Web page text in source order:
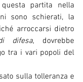
partita nella
sono schierati, la
difesa, dovrebbe
tra i vari popoli del
sulla tolleranza e